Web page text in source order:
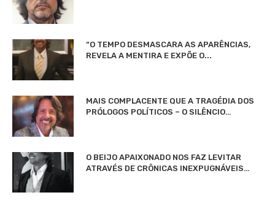
“O TEMPO DESMASCARA AS APARÊNCIAS,
REVELA A MENTIRA E EXPÕE O...
MAIS COMPLACENTE QUE A TRAGÉDIA DOS
PRÓLOGOS POLÍTICOS – O SILÊNCIO…
O BEIJO APAIXONADO NOS FAZ LEVITAR
ATRAVÉS DE CRÔNICAS INEXPUGNÁVEIS…